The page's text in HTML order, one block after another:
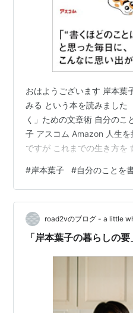
おはようございます 岸本葉
みる という本を読みました
く」ための文章術 自分のこ
子 アスコム Amazon 人生
ですが これまでの生き方を
こで気をつけなければいけ
慢話 だと割り切る必要があ
心得ていれば 付け加える言
けることが できそうです こ
学生の頃 夏休みの宿題で
#岸本葉子 #自分のことを
road2vのブログ - a little
「岸本葉子の暮らしの